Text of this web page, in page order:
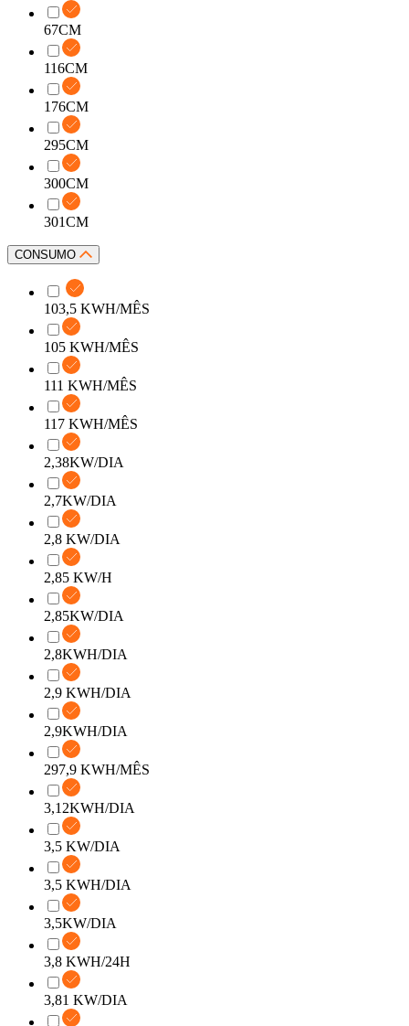
67CM
116CM
176CM
295CM
300CM
301CM
CONSUMO
103,5 KWH/MÊS
105 KWH/MÊS
111 KWH/MÊS
117 KWH/MÊS
2,38KW/DIA
2,7KW/DIA
2,8 KW/DIA
2,85 KW/H
2,85KW/DIA
2,8KWH/DIA
2,9 KWH/DIA
2,9KWH/DIA
297,9 KWH/MÊS
3,12KWH/DIA
3,5 KW/DIA
3,5 KWH/DIA
3,5KW/DIA
3,8 KWH/24H
3,81 KW/DIA